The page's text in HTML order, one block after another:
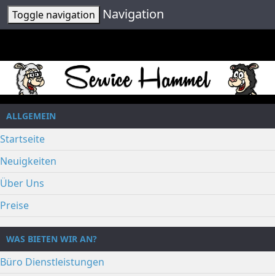
Toggle navigation Navigation
ALLGEMEIN
Startseite
Neuigkeiten
Über Uns
Preise
WAS BIETEN WIR AN?
Büro Dienstleistungen